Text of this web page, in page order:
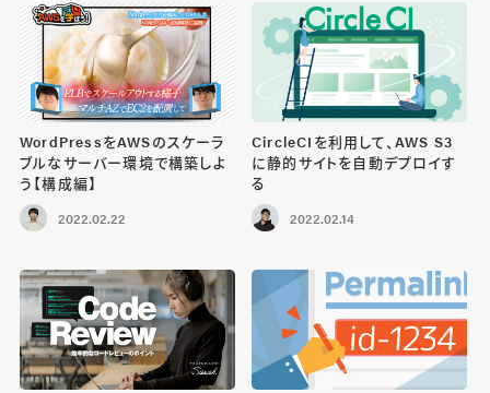
WordPressをAWSのスケーラ
ブルなサーバー環境で構築しよ
う【構成編】
2022.02.22
CircleCIを利用して、AWS S3
に静的サイトを自動デプロイす
る
2022.02.14